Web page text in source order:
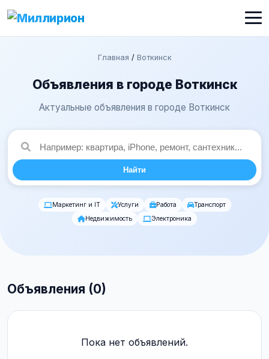
Главная / Воткинск
Объявления в городе Воткинск
Актуальные объявления в городе Воткинск
Найти
Маркетинг и IT Услуги Работа
Транспорт
Недвижимость
Электроника
Объявления (0)
Пока нет объявлений.